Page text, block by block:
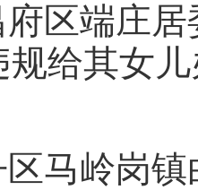
区端庄
规给其女
马岭岗